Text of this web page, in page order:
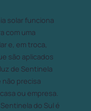
solar funciona
com uma
e, em troca,
são aplicados
de Sentinela
não precisa
ou empresa.
do Sul é